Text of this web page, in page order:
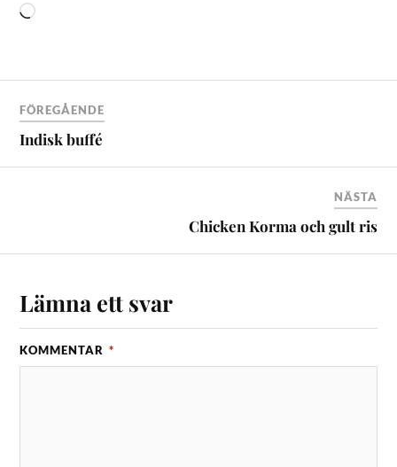
FÖREGÅENDE
Indisk buffé
NÄSTA
Chicken Korma och gult ris
Lämna ett svar
KOMMENTAR *